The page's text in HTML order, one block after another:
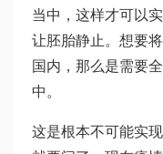
当中，这样才可以实
让胚胎静止。想要
国内，那么是需要
中。
这是根本不可能实